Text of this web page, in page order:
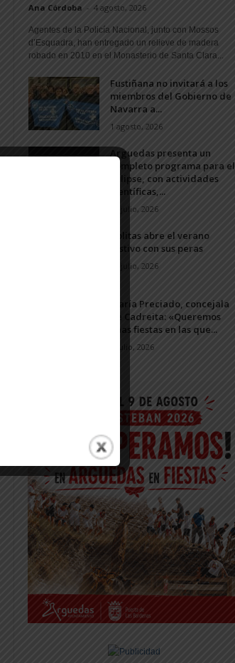
Ana Córdoba - 4 agosto, 2026
Agentes de la Policía Nacional, junto con Mossos
d’Esquadra, han entregado un relieve de madera
robado en 2010 en el Monasterio de Santa Clara...
Fustiñana no invitará a los
miembros del Gobierno de
Navarra a...
1 agosto, 2026
Arguedas presenta un
completo programa para el
eclipse, con actividades
científicas,...
20 julio, 2026
Ablitas abre el verano
festivo con sus peras
11 julio, 2026
María Preciado, concejala
de Cadreita: «Queremos
unas fiestas en las que...
7 julio, 2026